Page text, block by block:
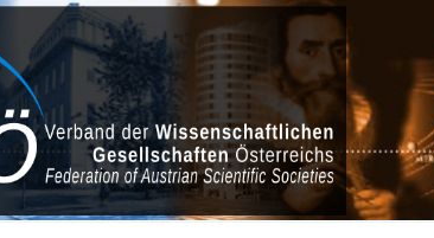
VWGÖ
Federation of Austrian Scientific Societies